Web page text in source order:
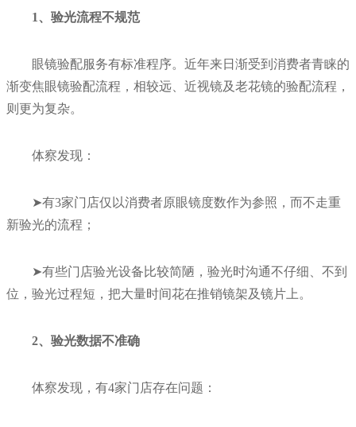
1、验光流程不规范
眼镜验配服务有标准程序。近年来日渐受到消费者青睐的
渐变焦眼镜验配流程，相较远、近视镜及老花镜的验配流程，
则更为复杂。
体察发现：
➤有3家门店仅以消费者原眼镜度数作为参照，而不走重
新验光的流程；
➤有些门店验光设备比较简陋，验光时沟通不仔细、不到
位，验光过程短，把大量时间花在推销镜架及镜片上。
2、验光数据不准确
体察发现，有4家门店存在问题：